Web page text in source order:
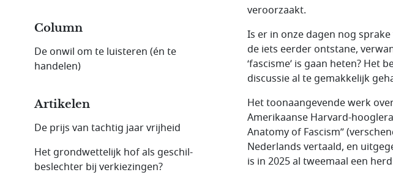
veroorzaakt.
Is er in onze dagen nog
de iets eerder ontstane,
‘fascisme’ is gaan heten?
discussie al te gemakkelijk
Het toonaangevende werk
Amerikaanse Harvard-
Anatomy of Fascism”
Nederlands vertaald, en
is in 2025 al tweemaal een
Column
De onwil om te luisteren (én te
handelen)
Artikelen
De prijs van tachtig jaar vrijheid
Het grondwettelijk hof als geschil­
beslechter bij verkiezingen?